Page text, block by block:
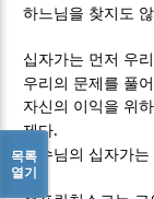
하느님을 찾지도
십자가는 먼저 우
우리의 문제를 풀
자신의 이익을 위
제다.
예수님의 십자가
목록
열기